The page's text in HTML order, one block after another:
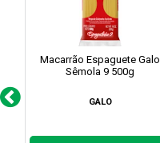
Macarrão Espaguete Galo
Sêmola 9 500g
GALO